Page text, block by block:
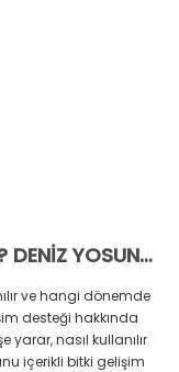
GROTEK GROWTH MAX NEDİR? DENİZ YOSUNU DESTEKLİ BİTKİ GELİŞİMİ
ve hangi dönemde
desteği hakkında
yarar, nasıl kullanılır
içerikli bitki gelişim